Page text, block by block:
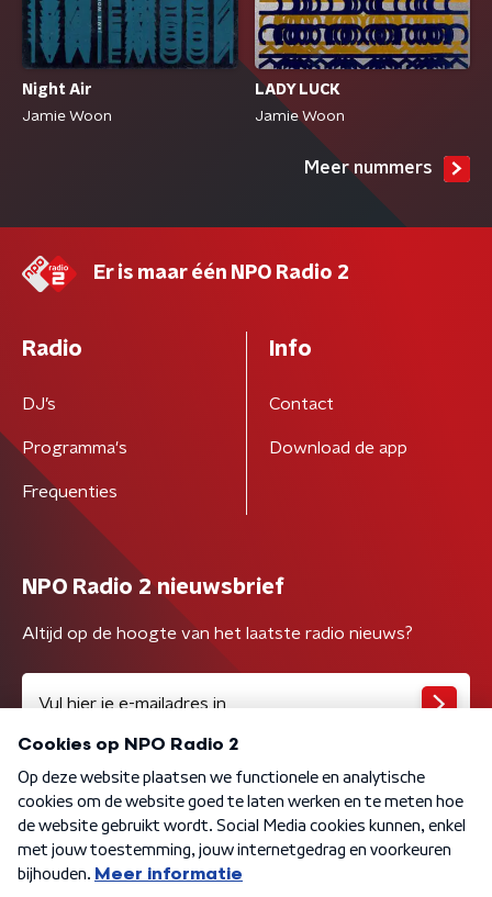
Night Air
Jamie Woon
LADY LUCK
Jamie Woon
Meer nummers
Er is maar één NPO Radio 2
Radio
DJ’s
Programma's
Frequenties
Info
Contact
Download de app
NPO Radio 2 nieuwsbrief
Altijd op de hoogte van het laatste radio nieuws?
Algemene voorwaarden